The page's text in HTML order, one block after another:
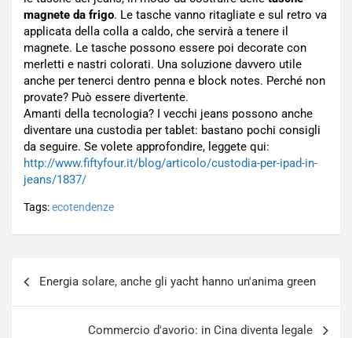
magnete da frigo. Le tasche vanno ritagliate e sul retro va
applicata della colla a caldo, che servirà a tenere il
magnete. Le tasche possono essere poi decorate con
merletti e nastri colorati. Una soluzione davvero utile
anche per tenerci dentro penna e block notes. Perché non
provate? Può essere divertente.
Amanti della tecnologia? I vecchi jeans possono anche
diventare una custodia per tablet: bastano pochi consigli
da seguire. Se volete approfondire, leggete qui:
http://www.fiftyfour.it/blog/articolo/custodia-per-ipad-in-
jeans/1837/
Tags:ecotendenze
articoli
Energia solare, anche gli yacht hanno un'anima green
Commercio d'avorio: in Cina diventa legale